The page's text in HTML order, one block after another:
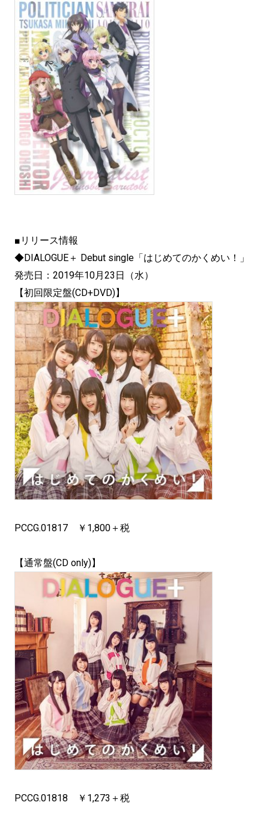
■リリース情報
◆DIALOGUE＋ Debut single「はじめてのかくめい！」
発売日：2019年10月23日（水）
【初回限定盤(CD+DVD)】
PCCG.01817 ￥1,800＋税
【通常盤(CD only)】
PCCG.01818 ￥1,273＋税